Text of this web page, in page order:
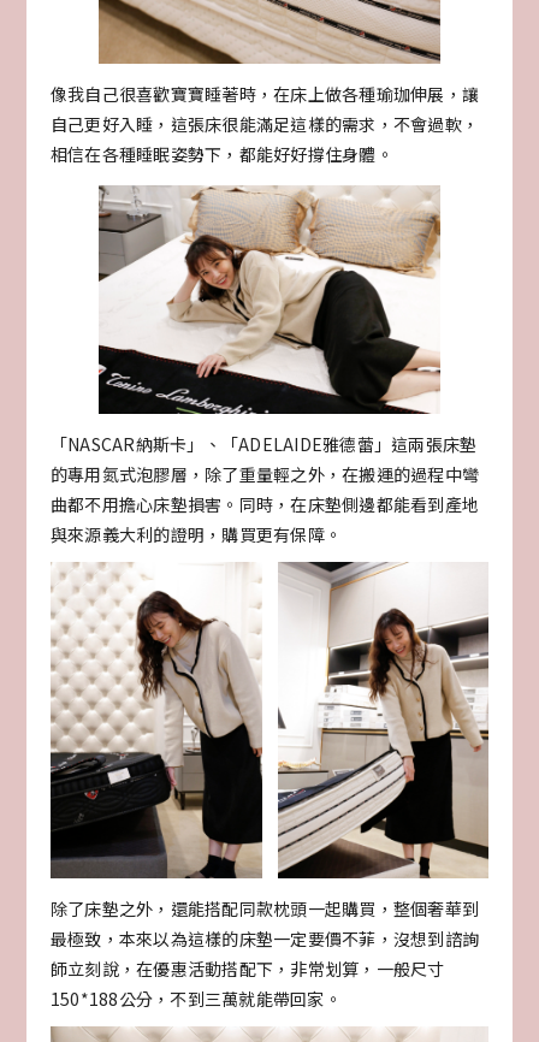
像我自己很喜歡寶寶睡著時，在床上做各種瑜珈伸展，讓
自己更好入睡，這張床很能滿足這樣的需求，不會過軟，
相信在各種睡眠姿勢下，都能好好撐住身體。
「NASCAR納斯卡」、「ADELAIDE雅德蕾」這兩張床墊
的專用氮式泡膠層，除了重量輕之外，在搬運的過程中彎
曲都不用擔心床墊損害。同時，在床墊側邊都能看到產地
與來源義大利的證明，購買更有保障。
除了床墊之外，還能搭配同款枕頭一起購買，整個奢華到
最極致，本來以為這樣的床墊一定要價不菲，沒想到諮詢
師立刻說，在優惠活動搭配下，非常划算，一般尺寸
150*188公分，不到三萬就能帶回家。